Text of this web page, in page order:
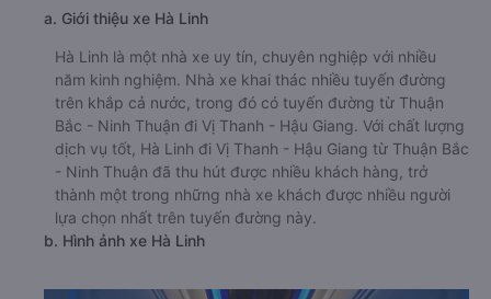
a. Giới thiệu xe Hà Linh
Hà Linh là một nhà xe uy tín, chuyên nghiệp với nhiều
năm kinh nghiệm. Nhà xe khai thác nhiều tuyến đường
trên khắp cả nước, trong đó có tuyến đường từ Thuận
Bắc - Ninh Thuận đi Vị Thanh - Hậu Giang. Với chất lượng
dịch vụ tốt, Hà Linh đi Vị Thanh - Hậu Giang từ Thuận Bắc
- Ninh Thuận đã thu hút được nhiều khách hàng, trở
thành một trong những nhà xe khách được nhiều người
lựa chọn nhất trên tuyến đường này.
b. Hình ảnh xe Hà Linh